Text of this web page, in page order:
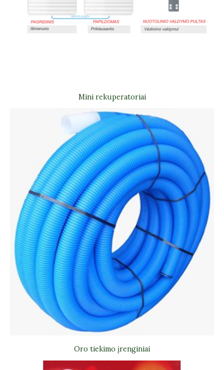
Mini rekuperatoriai
Oro tiekimo įrenginiai